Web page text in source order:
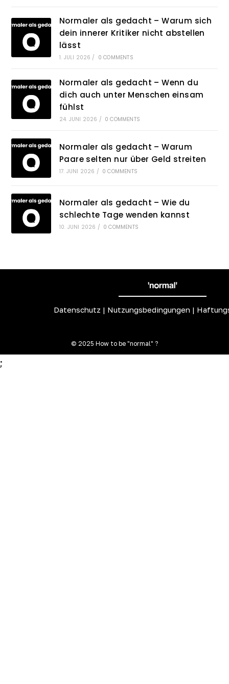
Normaler als gedacht – Warum sich
dein innerer Kritiker nicht abstellen
lässt
1. JULI 2026 / 0 COMMENTS
Normaler als gedacht – Wenn du
dich auch unter Menschen einsam
fühlst
24. JUNI 2026 / 0 COMMENTS
Normaler als gedacht – Warum
Paare selten nur über Geld streiten
17. JUNI 2026 / 0 COMMENTS
Normaler als gedacht – Wie du
schlechte Tage wenden kannst
10. JUNI 2026 / 0 COMMENTS
Datenschutz | Nutzungsbedingungen |
© 2025 How to be "normal" ?
;